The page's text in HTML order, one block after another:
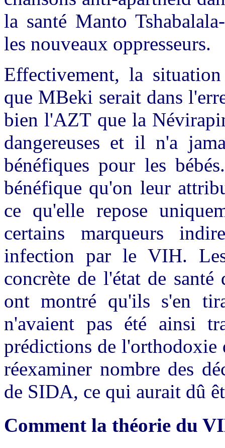
la santé Manto
les nouveaux oppresseurs.
Effectivement, la
que MBeki serait dans
bien l'AZT que la
dangereuses et il n'a
bénéfiques pour les
bénéfique qu'on leur
ce qu'elle repose
certains marqueurs
infection par le VIH.
concrète de l'état de santé
ont montré qu'ils s'en
n'avaient pas été ainsi
prédictions de
réexaminer nombre des
de SIDA, ce qui aurait dû
Comment la théorie du